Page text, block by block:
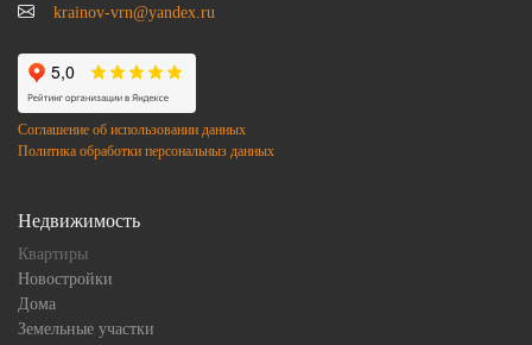
krainov-vrn@yandex.ru
Соглашение об использовании данных
Политика обработки персональныз данных
Недвижимость
Квартиры
Новостройки
Дома
Земельные участки